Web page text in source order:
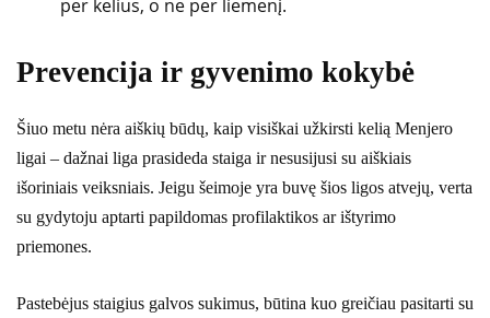
per kelius, o ne per liemenį.
Prevencija ir gyvenimo kokybė
Šiuo metu nėra aiškių būdų, kaip visiškai užkirsti kelią Menjero
ligai – dažnai liga prasideda staiga ir nesusijusi su aiškiais
išoriniais veiksniais. Jeigu šeimoje yra buvę šios ligos atvejų, verta
su gydytoju aptarti papildomas profilaktikos ar ištyrimo
priemones.
Pastebėjus staigius galvos sukimus, būtina kuo greičiau pasitarti su